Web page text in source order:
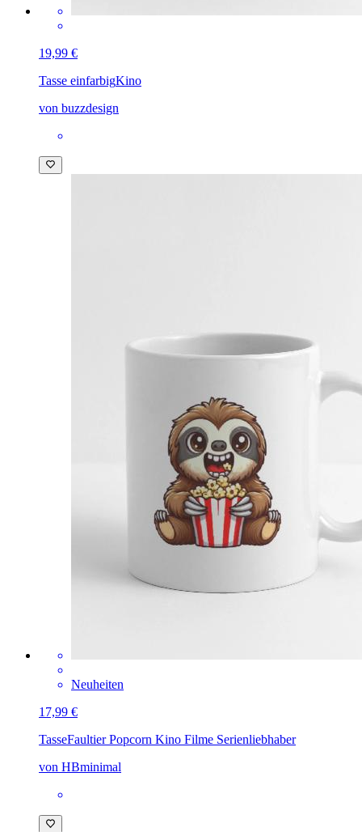
19,99 €
Tasse einfarbigKino
von buzzdesign
Neuheiten
17,99 €
TasseFaultier Popcorn Kino Filme Serienliebhaber
von HBminimal